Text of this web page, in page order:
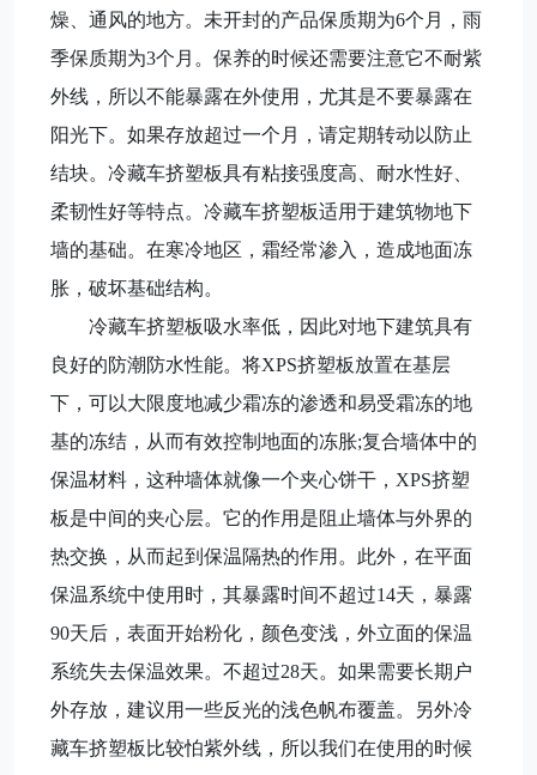
燥、通风的地方。未开封的产品保质期为6个月，雨
季保质期为3个月。保养的时候还需要注意它不耐紫
外线，所以不能暴露在外使用，尤其是不要暴露在
阳光下。如果存放超过一个月，请定期转动以防止
结块。冷藏车挤塑板具有粘接强度高、耐水性好、
柔韧性好等特点。冷藏车挤塑板适用于建筑物地下
墙的基础。在寒冷地区，霜经常渗入，造成地面冻
胀，破坏基础结构。
冷藏车挤塑板吸水率低，因此对地下建筑具有
良好的防潮防水性能。将XPS挤塑板放置在基层
下，可以大限度地减少霜冻的渗透和易受霜冻的地
基的冻结，从而有效控制地面的冻胀;复合墙体中的
保温材料，这种墙体就像一个夹心饼干，XPS挤塑
板是中间的夹心层。它的作用是阻止墙体与外界的
热交换，从而起到保温隔热的作用。此外，在平面
保温系统中使用时，其暴露时间不超过14天，暴露
90天后，表面开始粉化，颜色变浅，外立面的保温
系统失去保温效果。不超过28天。如果需要长期户
外存放，建议用一些反光的浅色帆布覆盖。另外冷
藏车挤塑板比较怕紫外线，所以我们在使用的时候